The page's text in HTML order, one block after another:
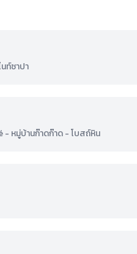
ท์ซาปา
- หมู่บ้านก๊าดก๊าด - โบสถ์หิน